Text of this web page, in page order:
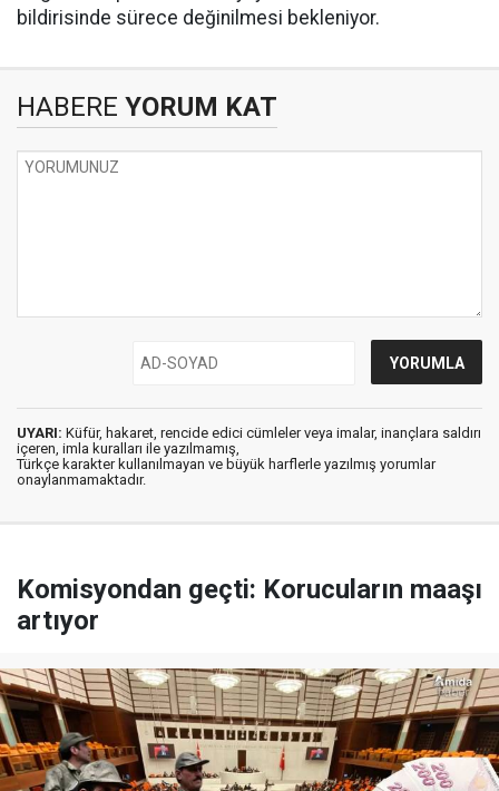
bildirisinde sürece değinilmesi bekleniyor.
HABERE YORUM KAT
UYARI: Küfür, hakaret, rencide edici cümleler veya imalar, inançlara saldırı
içeren, imla kuralları ile yazılmamış,
Türkçe karakter kullanılmayan ve büyük harflerle yazılmış yorumlar
onaylanmamaktadır.
Komisyondan geçti: Korucuların maaşı
artıyor